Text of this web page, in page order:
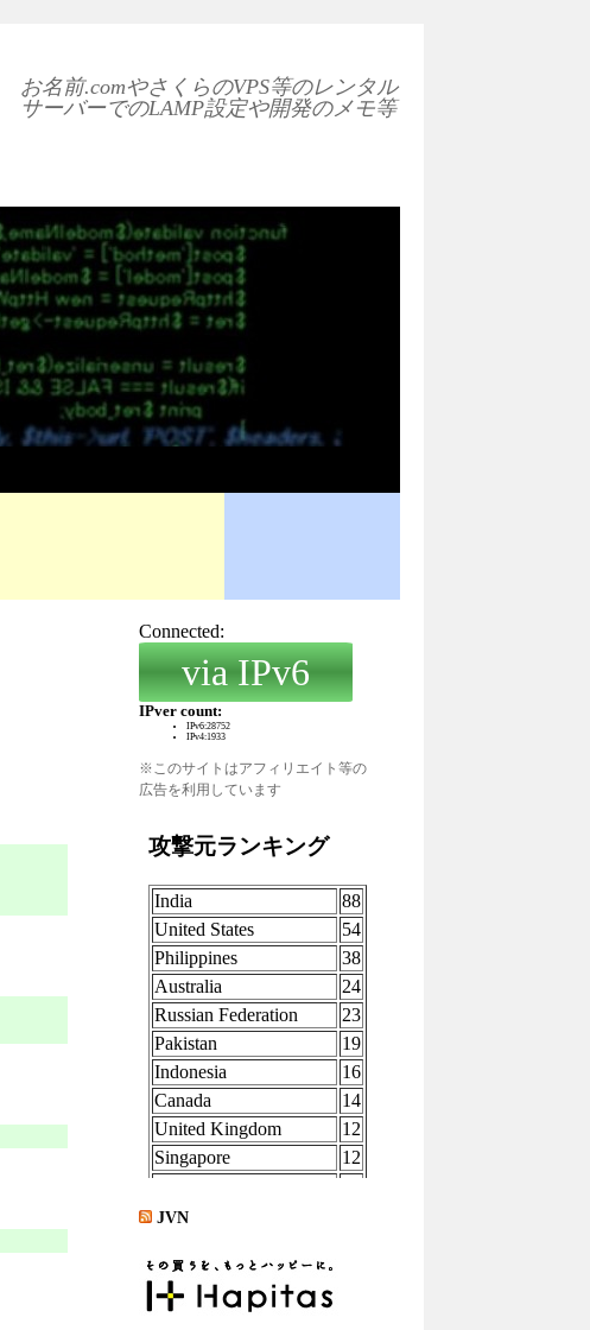
お名前.comやさくらのVPS等のレンタル
サーバーでのLAMP設定や開発のメモ等
※このサイトはアフィリエイト等の
広告を利用しています
JVN